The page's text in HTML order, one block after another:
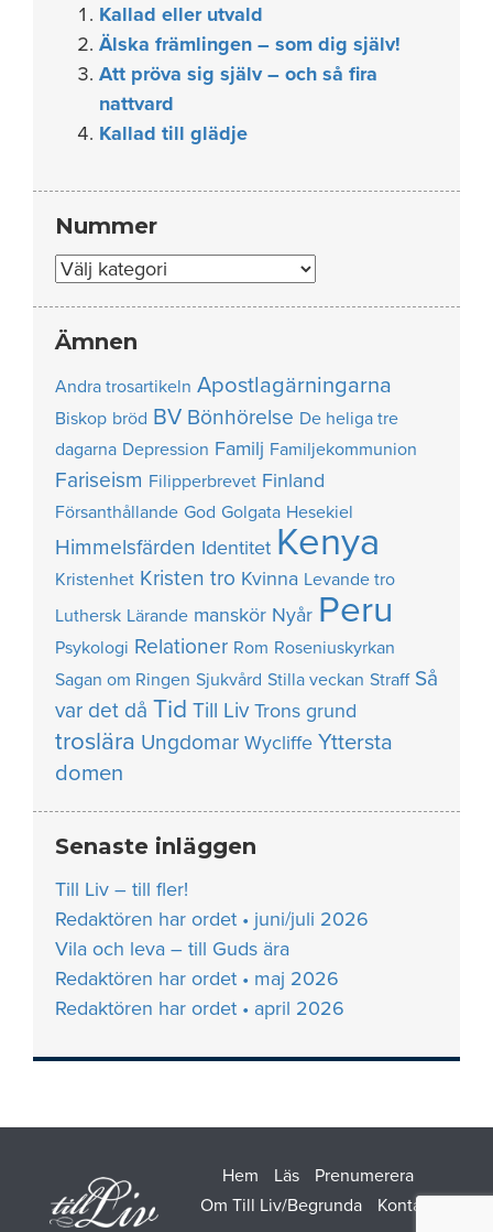
Kallad eller utvald
Älska främlingen – som dig själv!
Att pröva sig själv – och så fira
nattvard
Kallad till glädje
Nummer
Nummer
Ämnen
Andra trosartikeln Apostlagärningarna
Biskop bröd BV Bönhörelse De heliga tre
dagarna Depression Familj Familjekommunion
Fariseism Filipperbrevet Finland
Försanthållande God Golgata Hesekiel
Himmelsfärden Identitet Kenya
Kristenhet Kristen tro Kvinna Levande tro
Luthersk Lärande manskör Nyår Peru
Psykologi Relationer Rom Roseniuskyrkan
Sagan om Ringen Sjukvård Stilla veckan Straff Så
var det då Tid Till Liv Trons grund
troslära Ungdomar Wycliffe Yttersta
domen
Senaste inläggen
Till Liv – till fler!
Redaktören har ordet • juni/juli 2026
Vila och leva – till Guds ära
Redaktören har ordet • maj 2026
Redaktören har ordet • april 2026
Hem Läs
Prenumerera
Om Till Liv/Begrunda
Kontakt